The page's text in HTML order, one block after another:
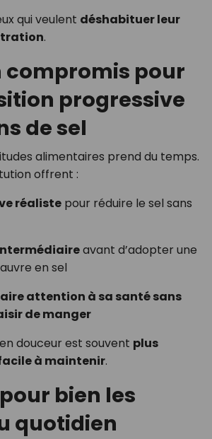
qui veulent déshabituer leur
.
compromis pour
progressive
de sel
alimentaires prend du temps.
offrent :
réalistepour réduire le sel sans
avant d’adopter une
en sel
attention à sa santé sans
de manger
douceur est souvent plus
à maintenir.
bien les
quotidien